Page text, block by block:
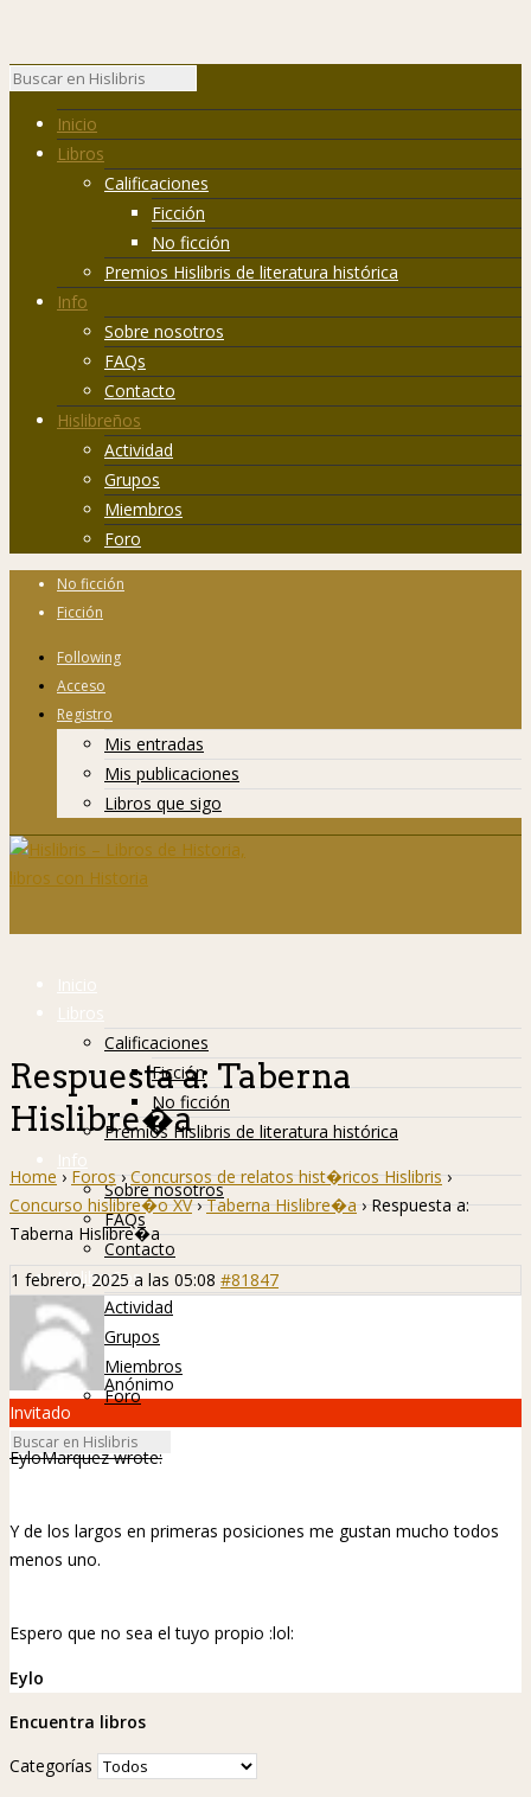
Inicio
Libros
Calificaciones
Ficción
No ficción
Premios Hislibris de literatura histórica
Info
Sobre nosotros
FAQs
Contacto
Hislibreños
Actividad
Grupos
Miembros
Foro
No ficción
Ficción
Following
Acceso
Registro
Mis entradas
Mis publicaciones
Libros que sigo
Inicio
Libros
Calificaciones
Ficción
No ficción
Premios Hislibris de literatura histórica
Info
Sobre nosotros
FAQs
Contacto
Hislibreños
Actividad
Grupos
Miembros
Foro
Respuesta a: Taberna
Hislibre�a
Home › Foros › Concursos de relatos hist�ricos Hislibris ›
Concurso hislibre�o XV › Taberna Hislibre�a › Respuesta a:
Taberna Hislibre�a
1 febrero, 2025 a las 05:08 #81847
Anónimo
Invitado
EyloMarquez wrote:
Y de los largos en primeras posiciones me gustan mucho todos
menos uno.
Espero que no sea el tuyo propio :lol:
Eylo
Encuentra libros
Categorías